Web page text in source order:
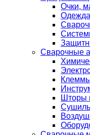
Очки,
Сварочные
Шторы